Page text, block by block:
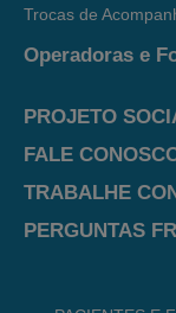
Trocas de
Operadoras e
PROJETO
FALE
TRABALHE
PERGUNTAS